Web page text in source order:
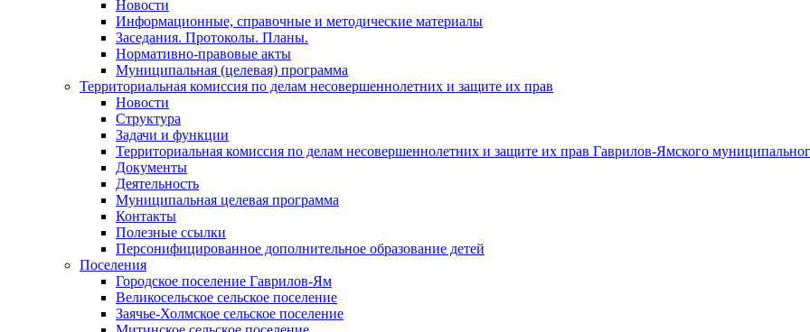
Новости
Информационные, справочные и методические материалы
Заседания. Протоколы. Планы.
Нормативно-правовые акты
Муниципальная (целевая) программа
Территориальная комиссия по делам несовершеннолетних и защите их прав
Новости
Структура
Задачи и функции
Территориальная комиссия по делам несовершеннолетних и защите их прав Гаврилов-Ямского
Документы
Деятельность
Муниципальная целевая программа
Контакты
Полезные ссылки
Персонифицированное дополнительное образование детей
Поселения
Городское поселение Гаврилов-Ям
Великосельское сельское поселение
Заячье-Холмское сельское поселение